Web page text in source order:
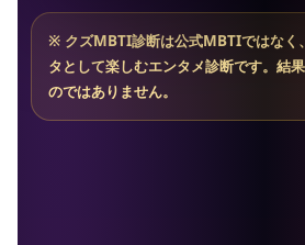
※ クズMBTI診断は公式MBTIではなく
タとして楽しむエンタメ診断です。結
のではありません。